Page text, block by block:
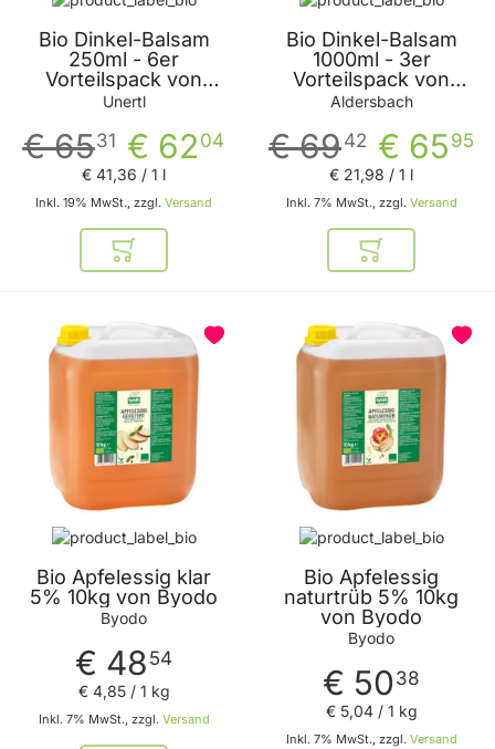
Bio Dinkel-Balsam
250ml - 6er
Vorteilspack von
Unertl
Unertl
€ 6204
€ 6531
Inkl. 19% MwSt., zzgl. Versand
€ 41,36 / 1 l
In den Warenkorb
Bio Dinkel-Balsam
1000ml - 3er
Vorteilspack von
Aldersbach
Aldersbach
€ 65 95
€ 6942
Inkl. 7% MwSt., zzgl. Versand
€ 21,98 / 1 l
In den
Bio Apfelessig klar
5% 10kg von Byodo
Byodo
€ 48 54
Inkl. 7% MwSt., zzgl. Versand
€ 4,85/ 1 kg
Bio Apfelessig
naturtrüb 5% 10kg
von Byodo
Byodo
€ 5038
Inkl. 7% MwSt., zzgl. Versand
€ 5,04/ 1 kg